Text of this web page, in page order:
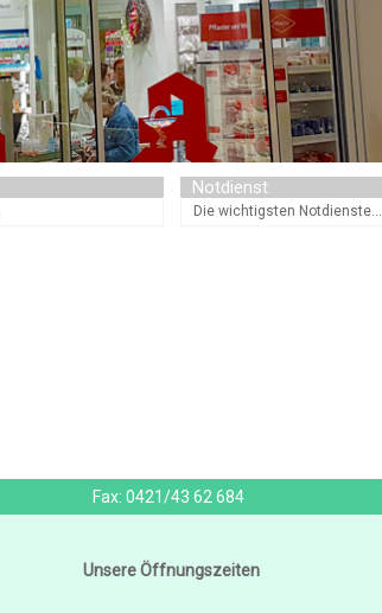
Notdienst
Die wichtigsten Notdienste...
Fax: 0421/43 62 684
Unsere Öffnungszeiten